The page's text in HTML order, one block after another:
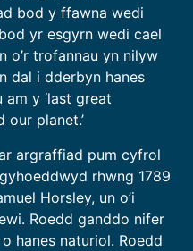
bod y ffawna wedi
yr esgyrn wedi cael
o’r trofannau yn nilyw
dal i dderbyn hanes
am y ‘last great
planet.’
argraffiad pum cyfrol
rhwng 1789
Horsley, un o’i
Roedd ganddo nifer
hanes naturiol. Roedd